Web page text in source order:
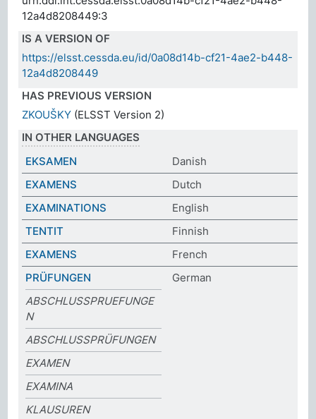
12a4d8208449:3
IS A VERSION OF
https://elsst.cessda.eu/id/0a08d14b-cf21-4ae2-b448-
12a4d8208449
HAS PREVIOUS VERSION
ZKOUŠKY (ELSST Version 2)
IN OTHER LANGUAGES
EKSAMEN
Danish
EXAMENS
Dutch
EXAMINATIONS
English
TENTIT
Finnish
EXAMENS
French
PRÜFUNGEN
German
ABSCHLUSSPRUEFUNGE
N
ABSCHLUSSPRÜFUNGEN
EXAMEN
EXAMINA
KLAUSUREN